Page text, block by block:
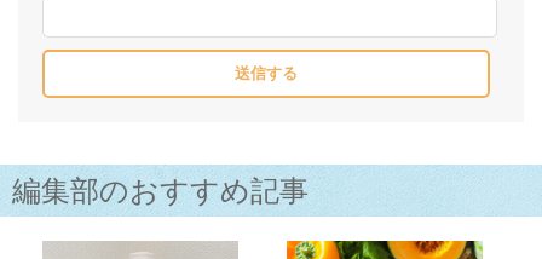
編集部のおすすめ記事